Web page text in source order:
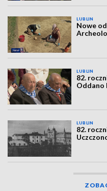
LUBLIN
Nowe
LUBLIN
82.
Oddano
LUBLIN
82.